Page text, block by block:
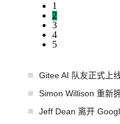
1
2
3
4
5
Gitee AI 队友正式上
Simon Willison 重新
Jeff Dean 离开